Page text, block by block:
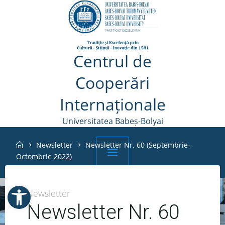
Open toolbar
Centrul de
Cooperări
Internaționale
Universitatea Babeș-Bolyai
Cerere Dispozitia
Rectorului
meeting
HomeNewsletter
Newsletter Nr. 60 (Septembrie-
Octombrie 2022)
Newsletter
Newsletter Nr. 60